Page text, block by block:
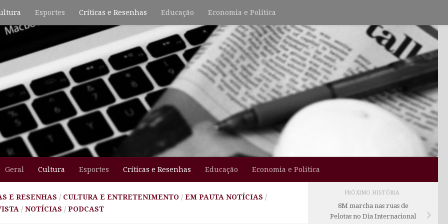
Esportes Críticas e Resenhas Educação Economia e Política
Geral Cultura Esportes Críticas e Resenhas Educação Economia e Política
E RESENHAS / CULTURA E ENTRETENIMENTO / EM PAUTA NOTÍCIAS /
/ NOTÍCIAS / PODCAST
PRÓXIMO HISTÓRIA
8M marcha nas ruas de
Pelotas no Dia Internacional